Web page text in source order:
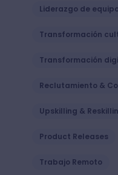
Liderazgo de
Transformación
Transformación
Reclutamiento &
Upskilling &
Product Releases
Trabajo Remoto